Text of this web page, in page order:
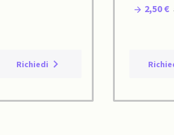
Richiedi
2,50 €